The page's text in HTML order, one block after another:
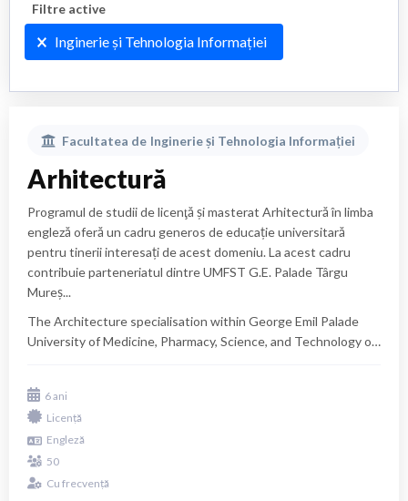
Filtre active
Filtre active
Inginerie și Tehnologia Informației
Facultatea de Inginerie și Tehnologia Informației
Arhitectură
Programul de studii de licenţă și masterat Arhitectură în limba
engleză oferă un cadru generos de educație universitară
pentru tinerii interesați de acest domeniu. La acest cadru
contribuie parteneriatul dintre UMFST G.E. Palade Târgu
Mureș...
The Architecture specialisation within George Emil Palade
University of Medicine, Pharmacy, Science, and Technology of
Mincu University of Architecture and Urban Planning of
Bucharest, and provides students with a solid foundation in
the theory, design, and practice of architecture. The
Bachelor’s and Master’s Architecture degree programmes in
English offer a generous framework of university education
everyday life and in current attitudes.
extremely fast progress of information technologies
the growing instability of the labour market and the
new materials and technologies
6 ani
Licență
Engleză
50
Cu frecvență